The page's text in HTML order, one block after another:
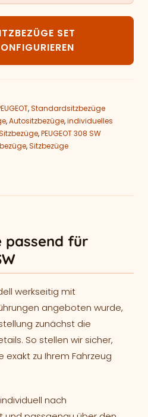
PEUGEOT 308 SW Menge
SET
,Standardsitzbezüge
,Autositzbezüge,individuelles
,PEUGEOT 308 SW
,Sitzbezüge
passend für
werkseitig mit
angeboten wurde,
zunächst die
So stellen wir sicher,
zu Ihrem Fahrzeug
nach